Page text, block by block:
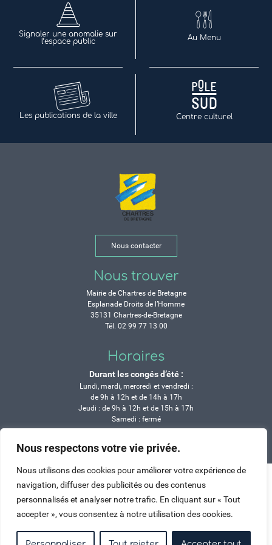
Nous respectons votre vie privée.
Nous utilisons des cookies pour améliorer votre expérience de
navigation, diffuser des publicités ou des contenus
personnalisés et analyser notre trafic. En cliquant sur « Tout
accepter », vous consentez à notre utilisation des cookies.
Signaler une anomalie sur
l’espace public
Au Menu
Les publications de la ville Centre culturel
Nous contacter
Nous trouver
Mairie de Chartres de Bretagne
Esplanade Droits de l’Homme
35131 Chartres-de-Bretagne
Tél. 02 99 77 13 00
Horaires
Durant les congés d’été :
Lundi, mardi, mercredi et vendredi :
de 9h à 12h et de 14h à 17h
Jeudi : de 9h à 12h et de 15h à 17h
Samedi : fermé
Crédits Mentions légales Contactez-nous
Haut de page